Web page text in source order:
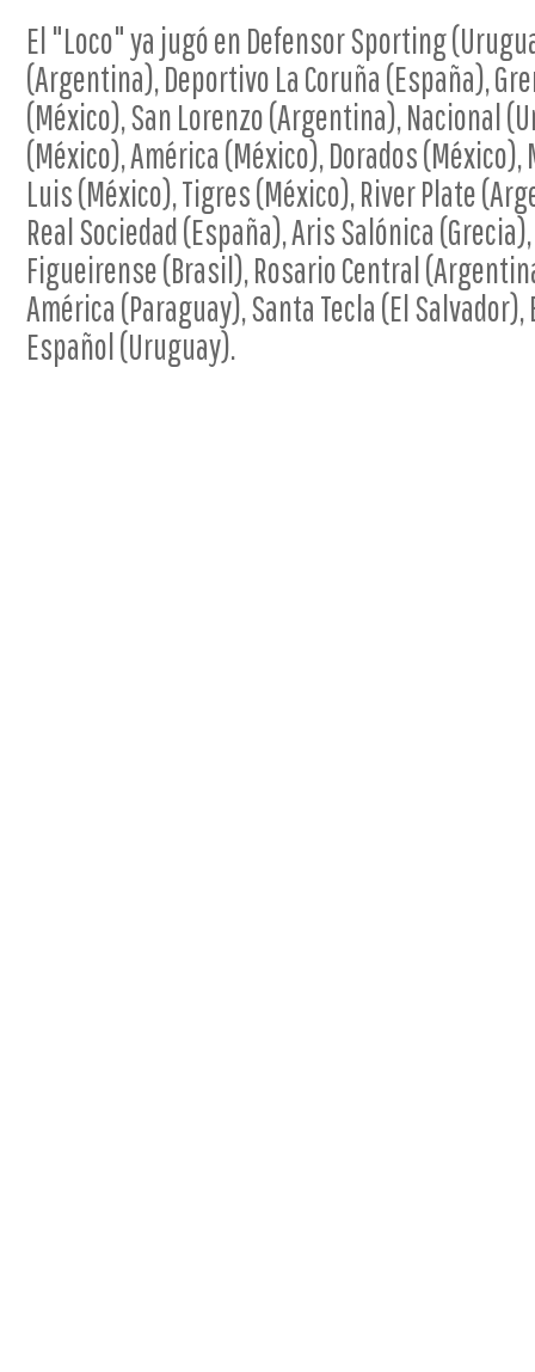
El "Loco" ya jugó en Defensor Sporting
(Argentina), Deportivo La Coruña (España),
(México), San Lorenzo (Argentina), Nacional
(México), América (México), Dorados
Luis (México), Tigres (México), River Plate
Real Sociedad (España), Aris Salónica
Figueirense (Brasil), Rosario Central
América (Paraguay), Santa Tecla (El
Español (Uruguay).